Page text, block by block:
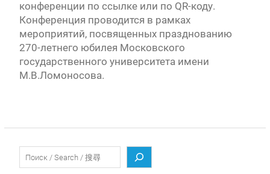
конференции по ссылке или по QR-коду.
Конференция проводится в рамках
мероприятий, посвященных празднованию
270-летнего юбилея Московского
государственного университета имени
М.В.Ломоносова.